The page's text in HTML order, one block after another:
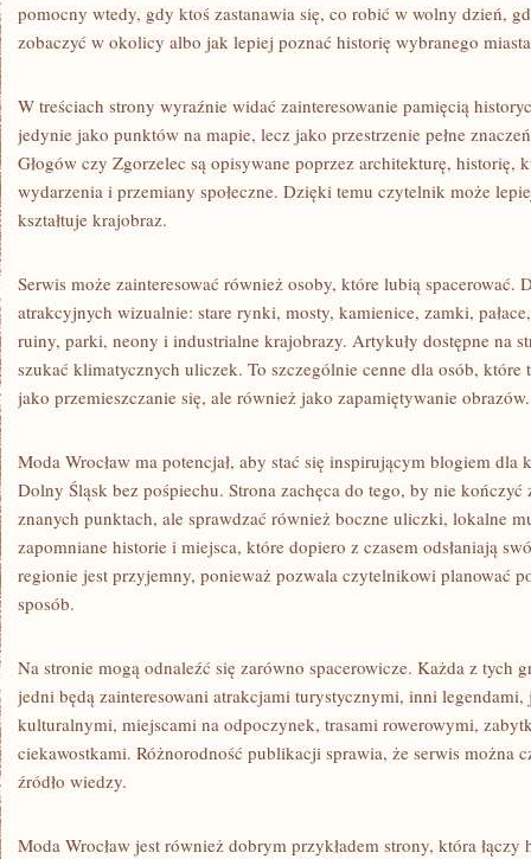
pomocny wtedy, gdy ktoś zastanawia się, co robić w wolny dzień,
zobaczyć w okolicy albo jak lepiej poznać historię wybranego
W treściach strony wyraźnie widać zainteresowanie pamięcią
jedynie jako punktów na mapie, lecz jako przestrzenie pełne
Głogów czy Zgorzelec są opisywane poprzez architekturę, historię,
wydarzenia i przemiany społeczne. Dzięki temu czytelnik może
kształtuje krajobraz.
Serwis może zainteresować również osoby, które lubią spacerować.
atrakcyjnych wizualnie: stare rynki, mosty, kamienice, zamki,
ruiny, parki, neony i industrialne krajobrazy. Artykuły dostępne na
szukać klimatycznych uliczek. To szczególnie cenne dla osób,
jako przemieszczanie się, ale również jako zapamiętywanie obrazów.
Moda Wrocław ma potencjał, aby stać się inspirującym blogiem dla
Dolny Śląsk bez pośpiechu. Strona zachęca do tego, by nie
znanych punktach, ale sprawdzać również boczne uliczki, lokalne
zapomniane historie i miejsca, które dopiero z czasem odsłaniają
regionie jest przyjemny, ponieważ pozwala czytelnikowi planować
sposób.
Na stronie mogą odnaleźć się zarówno spacerowicze. Każda z tych
jedni będą zainteresowani atrakcjami turystycznymi, inni
kulturalnymi, miejscami na odpoczynek, trasami rowerowymi,
ciekawostkami. Różnorodność publikacji sprawia, że serwis można
źródło wiedzy.
Moda Wrocław jest również dobrym przykładem strony, która